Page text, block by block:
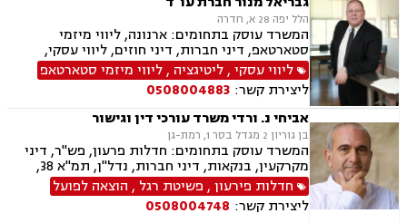
הלל יפה 28 א, חדרה
המשרד עוסק בתחומים: ארנונה, ליווי מיזמי
סטארטאפ, דיני חברות, דיני חוזים, ליווי עסקי,
משפט מסחרי, תביעות ביטוח ונזקי רכוש, גישור
עסקי, הייטק, דיני מכרזים והתקשרויות, דיני
עמותות, רשויות מקומיות, אנרגליה סולרית
מתחדשת
ליווי עסקי,ליטיגציה ,ליווי מיזמי סטארטאפ
ליצירת קשר: 0508004883
אביחי נ. ורדי משרד עורכי דין וגישור
בן גוריון 2 מגדל בסר 1, רמת-גן
המשרד עוסק בתחומים: חדלות פרעון, פש"ר, דיני
מקרקעין, בנקאות, דיני חברות, נדל"ן, תמ"א 38,
מיוסי מקרקעין, ליטגציה, גישור עסקי
חדלות פירעון, פשיטת רגל , הוצאה לפועל
ליצירת קשר: 0508004748